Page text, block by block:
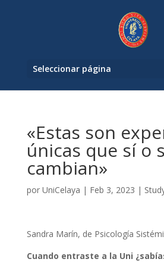
Seleccionar página
«Estas son
únicas que sí o
cambian»
por UniCelaya | Feb 3, 2023 |
Sandra Marín, de Psicología
Cuando entraste a la Uni